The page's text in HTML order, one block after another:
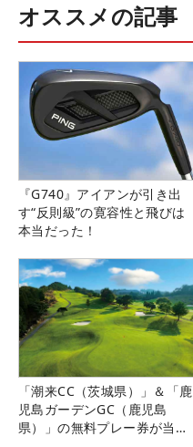
オススメの記事
『G740』アイアンが引き出
す“反則級”の寛容性と飛びは
本当だった！
「潮来CC（茨城県）」＆「鹿
児島ガーデンGC（鹿児島
県）」の無料プレー券が当た